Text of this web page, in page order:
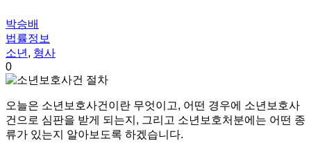
박승배
법률정보
소년 , 형사
0
오늘은 소년보호사건이란 무엇이고, 어떤 경우에 소년보호사
건으로 심판을 받게 되는지, 그리고 소년보호처분에는 어떤 종
류가 있는지 알아보도록 하겠습니다.